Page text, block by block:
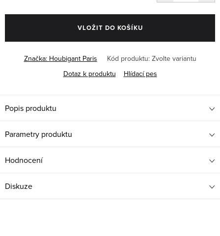
VLOŽIT DO KOŠÍKU
Značka: Houbigant Paris Kód produktu: Zvolte variantu
Dotaz k produktu
Hlídací pes
Popis produktu
Parametry produktu
Hodnocení
Diskuze